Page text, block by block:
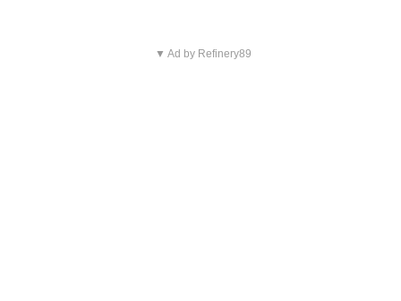
▼ Ad by Refinery89